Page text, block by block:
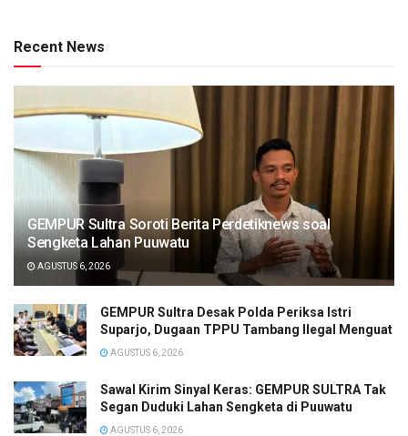
Recent News
GEMPUR Sultra Soroti Berita Perdetiknews soal
Sengketa Lahan Puuwatu
AGUSTUS 6, 2026
GEMPUR Sultra Desak Polda Periksa Istri
Suparjo, Dugaan TPPU Tambang Ilegal Menguat
AGUSTUS 6, 2026
Sawal Kirim Sinyal Keras: GEMPUR SULTRA Tak
Segan Duduki Lahan Sengketa di Puuwatu
AGUSTUS 6, 2026